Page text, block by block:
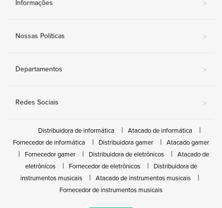
Informações >
Nossas Políticas >
Departamentos >
Redes Sociais >
Distribuidora de informática
Atacado de informática
Fornecedor de informática
Distribuidora gamer
Atacado gamer
Fornecedor gamer
Distribuidora de eletrônicos
Atacado de
eletrônicos
Fornecedor de eletrônicos
Distribuidora de
instrumentos musicais
Atacado de instrumentos musicais
Fornecedor de instrumentos musicais